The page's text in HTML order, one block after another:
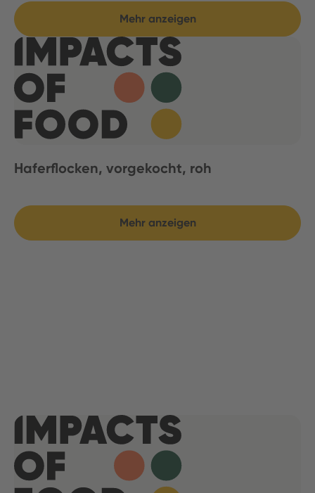
Mehr anzeigen
Haferflocken, vorgekocht, roh
Mehr anzeigen